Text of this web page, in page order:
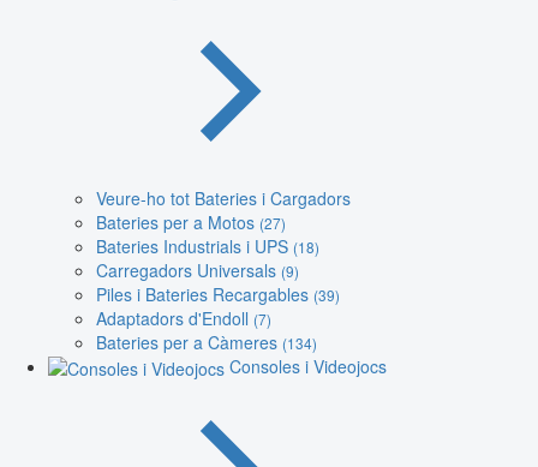
Veure-ho tot Bateries i Cargadors
Bateries per a Motos (27)
Bateries Industrials i UPS (18)
Carregadors Universals (9)
Piles i Bateries Recargables (39)
Adaptadors d'Endoll (7)
Bateries per a Càmeres (134)
Consoles i Videojocs